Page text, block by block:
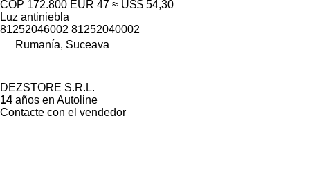
COP 172.800 EUR 47 ≈ US$ 54,30
Luz antiniebla
81252046002 81252040002
Rumanía, Suceava
DEZSTORE S.R.L.
14 años en Autoline
Contacte con el vendedor